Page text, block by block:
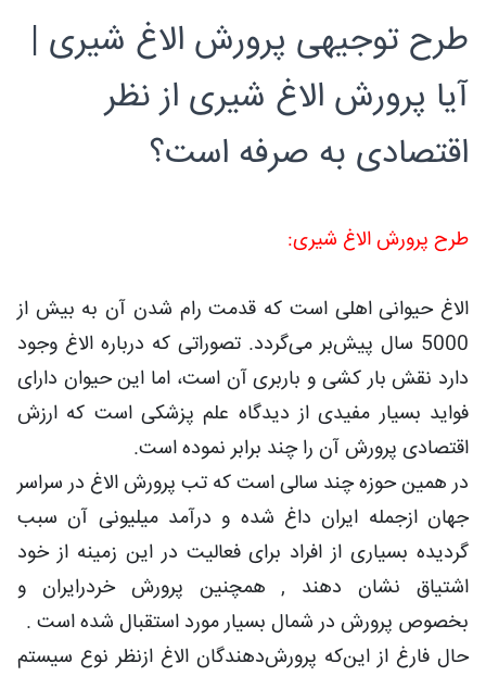
طرح توجیهی پرورش الاغ شیری |
آیا پرورش الاغ شیری از نظر
اقتصادی به صرفه است؟
طرح پرورش الاغ شیری:
الاغ حیوانی اهلی است که قدمت رام شدن آن به بیش از
5000 سال پیش‌بر می‌گردد. تصوراتی که درباره الاغ وجود
دارد نقش بار کشی و باربری آن است، اما این حیوان دارای
فواید بسیار مفیدی از دیدگاه علم پزشکی است که ارزش
اقتصادی پرورش آن را چند برابر نموده است.
در همین حوزه چند سالی است که تب پرورش الاغ در سراسر
جهان ازجمله ایران داغ شده و درآمد میلیونی آن سبب
گردیده بسیاری از افراد برای فعالیت در این زمینه از خود
اشتیاق نشان دهند , همچنین پرورش خردرایران و
بخصوص پرورش در شمال بسیار مورد استقبال شده است .
حال فارغ از این‌که پرورش‌دهندگان الاغ ازنظر نوع سیستم